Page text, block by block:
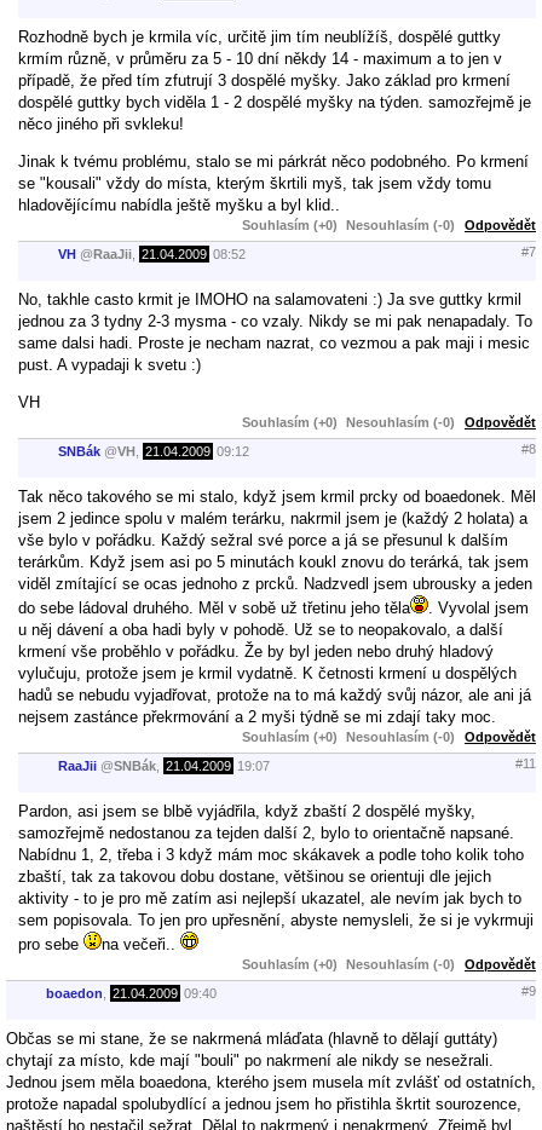
Rozhodně bych je krmila víc, určitě jim tím neublížíš, dospělé guttky
krmím různě, v průměru za 5 - 10 dní někdy 14 - maximum a to jen v
případě, že před tím zfutrují 3 dospělé myšky. Jako základ pro krmení
dospělé guttky bych viděla 1 - 2 dospělé myšky na týden. samozřejmě je
něco jiného při svkleku!
Jinak k tvému problému, stalo se mi párkrát něco podobného. Po krmení
se "kousali" vždy do místa, kterým škrtili myš, tak jsem vždy tomu
hladovějícímu nabídla ještě myšku a byl klid..
Souhlasím (+0) Nesouhlasím (-0) Odpovědět
VH @RaaJii 21.04.2009 08:52 #7
No, takhle casto krmit je IMOHO na salamovateni :) Ja sve guttky krmil
jednou za 3 tydny 2-3 mysma - co vzaly. Nikdy se mi pak nenapadaly. To
same dalsi hadi. Proste je necham nazrat, co vezmou a pak maji i mesic
pust. A vypadaji k svetu :)
VH
Souhlasím (+0) Nesouhlasím (-0) Odpovědět
SNBák @VH 21.04.2009 09:12 #8
Tak něco takového se mi stalo, když jsem krmil prcky od boaedonek. Měl
jsem 2 jedince spolu v malém terárku, nakrmil jsem je (každý 2 holata) a
vše bylo v pořádku. Každý sežral své porce a já se přesunul k dalším
terárkům. Když jsem asi po 5 minutách koukl znovu do terárká, tak jsem
viděl zmítající se ocas jednoho z prcků. Nadzvedl jsem ubrousky a jeden
do sebe ládoval druhého. Měl v sobě už třetinu jeho těla
. Vyvolal jsem
u něj dávení a oba hadi byly v pohodě. Už se to neopakovalo, a další
krmení vše proběhlo v pořádku. Že by byl jeden nebo druhý hladový
vylučuju, protože jsem je krmil vydatně. K četnosti krmení u dospělých
hadů se nebudu vyjadřovat, protože na to má každý svůj názor, ale ani já
nejsem zastánce překrmování a 2 myši týdně se mi zdají taky moc.
Souhlasím (+0) Nesouhlasím (-0) Odpovědět
RaaJii @SNBák 21.04.2009 19:07 #11
Pardon, asi jsem se blbě vyjádřila, když zbaští 2 dospělé myšky,
samozřejmě nedostanou za tejden další 2, bylo to orientačně napsané.
Nabídnu 1, 2, třeba i 3 když mám moc skákavek a podle toho kolik toho
zbaští, tak za takovou dobu dostane, většinou se orientuji dle jejich
aktivity - to je pro mě zatím asi nejlepší ukazatel, ale nevím jak bych to
sem popisovala. To jen pro upřesnění, abyste nemysleli, že si je vykrmuji
pro sebe
na večeři..
Souhlasím (+0) Nesouhlasím (-0) Odpovědět
boaedon 21.04.2009 09:40 #9
Občas se mi stane, že se nakrmená mláďata (hlavně to dělají guttáty)
chytají za místo, kde mají "bouli" po nakrmení ale nikdy se nesežrali.
Jednou jsem měla boaedona, kterého jsem musela mít zvlášť od ostatních,
protože napadal spolubydlící a jednou jsem ho přistihla škrtit sourozence,
naštěstí ho nestačil sežrat. Dělal to nakrmený i nenakrmený. Zřejmě byl